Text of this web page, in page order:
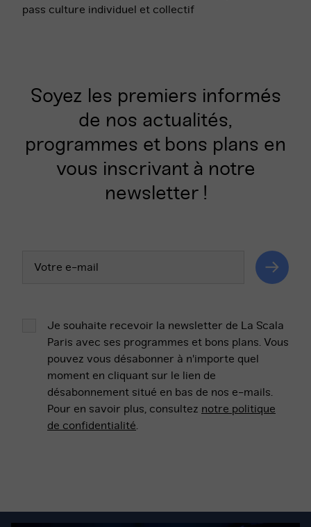
pass culture individuel et collectif
Soyez les premiers informés
de nos actualités,
programmes et bons plans en
vous inscrivant à notre
newsletter !
email
Valider
Je souhaite recevoir la newsletter de La Scala
Paris avec ses programmes et bons plans. Vous
pouvez vous désabonner à n'importe quel
moment en cliquant sur le lien de
désabonnement situé en bas de nos e-mails.
Pour en savoir plus, consultez notre politique
de confidentialité.